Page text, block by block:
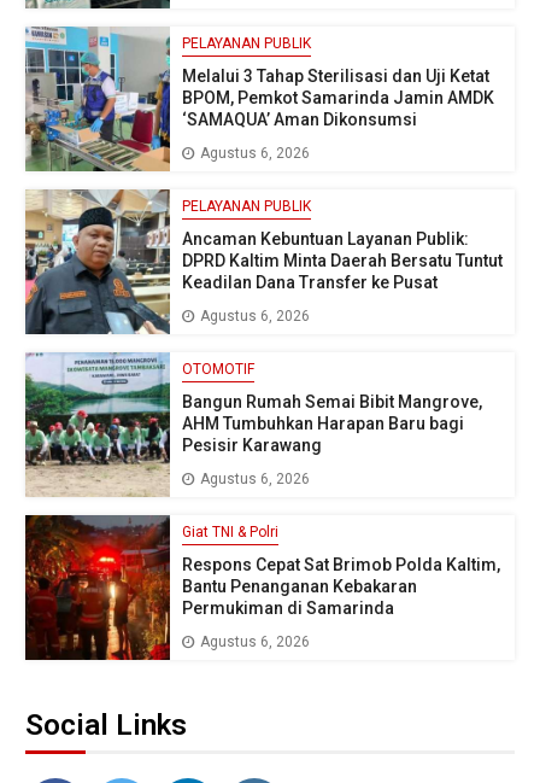
PELAYANAN PUBLIK
Melalui 3 Tahap Sterilisasi dan Uji Ketat
BPOM, Pemkot Samarinda Jamin AMDK
‘SAMAQUA’ Aman Dikonsumsi
Agustus 6, 2026
PELAYANAN PUBLIK
Ancaman Kebuntuan Layanan Publik:
DPRD Kaltim Minta Daerah Bersatu Tuntut
Keadilan Dana Transfer ke Pusat
Agustus 6, 2026
OTOMOTIF
Bangun Rumah Semai Bibit Mangrove,
AHM Tumbuhkan Harapan Baru bagi
Pesisir Karawang
Agustus 6, 2026
Giat TNI & Polri
Respons Cepat Sat Brimob Polda Kaltim,
Bantu Penanganan Kebakaran
Permukiman di Samarinda
Agustus 6, 2026
Social Links